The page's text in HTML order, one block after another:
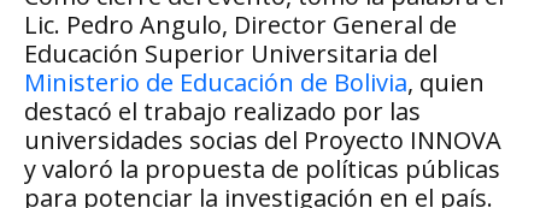
Lic. Pedro Angulo, Director General de
Educación Superior Universitaria del
Ministerio de Educación de Bolivia, quien
destacó el trabajo realizado por las
universidades socias del Proyecto INNOVA
y valoró la propuesta de políticas públicas
para potenciar la investigación en el país.